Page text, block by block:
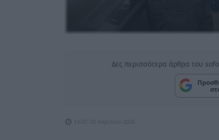
Δες περισσότερα άρθρα του
13:07, 02 Απριλίου 2026